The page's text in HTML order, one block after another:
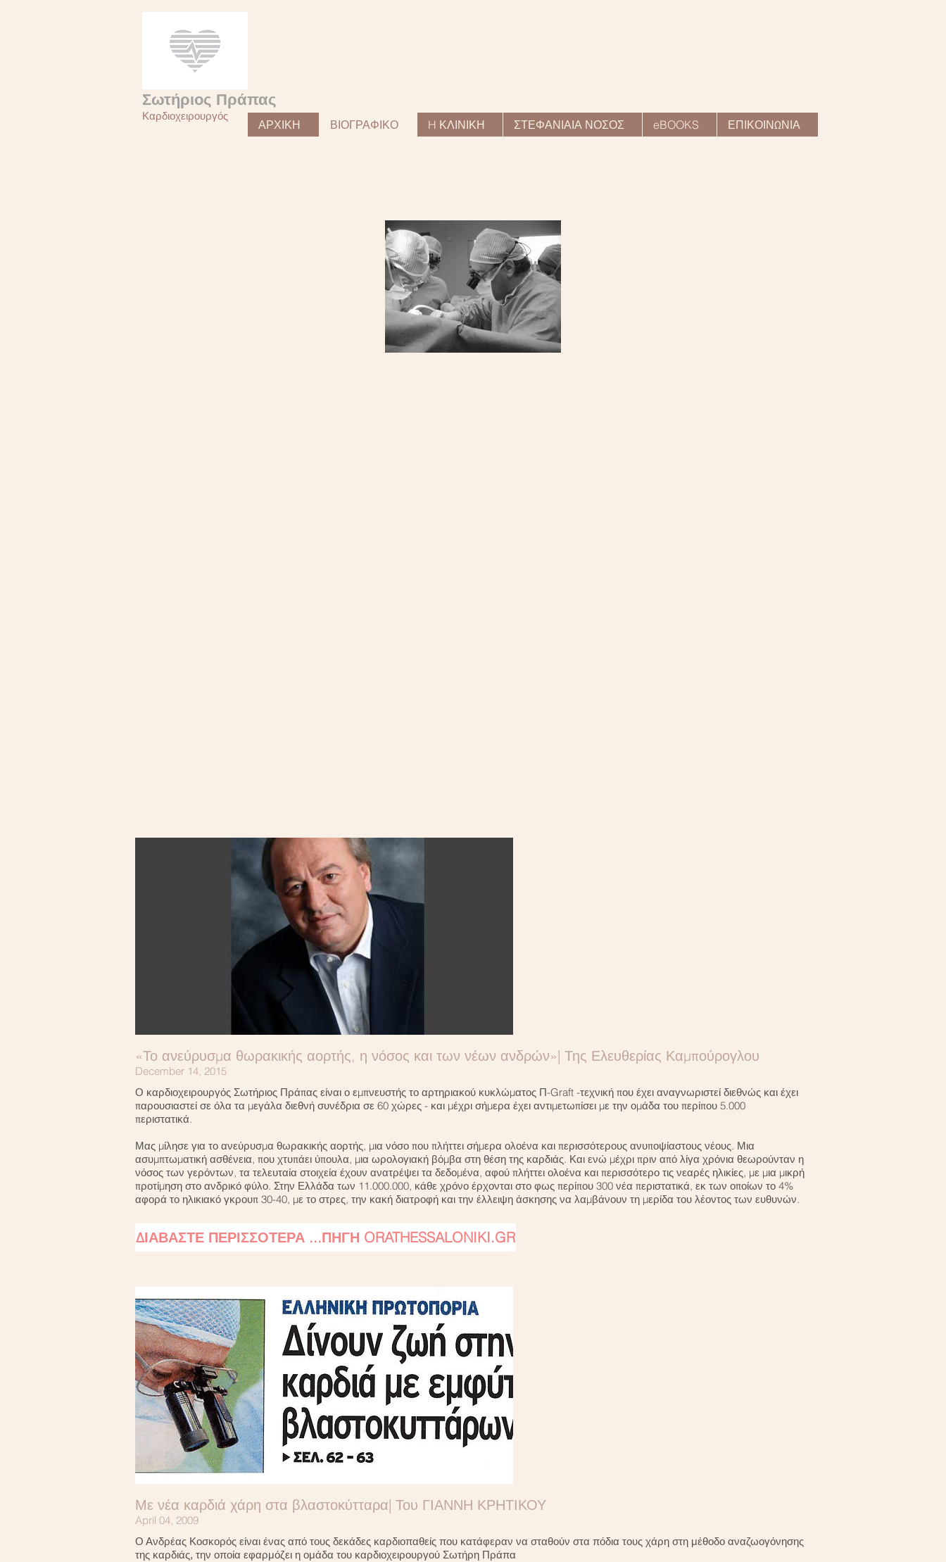
Σωτήριος Πράπας
Καρδιοχειρουργός
ΑΡΧΙΚΗ ΒΙΟΓΡΑΦΙΚΟ H ΚΛΙΝΙΚΗ ΣΤΕΦΑΝΙΑΙΑ ΝΟΣΟΣ eBOOKS ΕΠΙΚΟΙΝΩΝΙΑ
«Το ανεύρυσμα θωρακικής αορτής, η νόσος και των νέων ανδρών»| Της Ελευθερίας Καμπούρογλου
December 14, 2015
Ο καρδιοχειρουργός Σωτήριος Πράπας είναι ο εμπνευστής το αρτηριακού κυκλώματος Π-Graft -τεχνική που έχει αναγνωριστεί διεθνώς και έχει
παρουσιαστεί σε όλα τα μεγάλα διεθνή συνέδρια σε 60 χώρες - και μέχρι σήμερα έχει αντιμετωπίσει με την ομάδα του περίπου 5.000
περιστατικά.
Μας μίλησε για το ανεύρυσμα θωρακικής αορτής, μια νόσο που πλήττει σήμερα ολοένα και περισσότερους ανυποψίαστους νέους. Μια
ασυμπτωματική ασθένεια, που χτυπάει ύπουλα, μια ωρολογιακή βόμβα στη θέση της καρδιάς. Και ενώ μέχρι πριν από λίγα χρόνια θεωρούνταν η
νόσος των γερόντων, τα τελευταία στοιχεία έχουν ανατρέψει τα δεδομένα, αφού πλήττει ολοένα και περισσότερο τις νεαρές ηλικίες, με μια μικρή
προτίμηση στο ανδρικό φύλο. Στην Ελλάδα των 11.000.000, κάθε χρόνο έρχονται στο φως περίπου 300 νέα περιστατικά, εκ των οποίων το 4%
αφορά το ηλικιακό γκρουπ 30-40, με το στρες, την κακή διατροφή και την έλλειψη άσκησης να λαμβάνουν τη μερίδα του λέοντος των ευθυνών.
ΔΙΑΒΑΣΤΕ ΠΕΡΙΣΣΟΤΕΡΑ ...ΠΗΓΗ ORATHESSALONIKI.GR
Με νέα καρδιά χάρη στα βλαστοκύτταρα| Του ΓΙΑΝΝΗ ΚΡΗΤΙΚΟΥ
April 04, 2009
Ο Ανδρέας Κοσκορός είναι ένας από τους δεκάδες καρδιοπαθείς που κατάφεραν να σταθούν στα πόδια τους χάρη στη μέθοδο αναζωογόνησης
της καρδιάς, την οποία εφαρμόζει η ομάδα του καρδιοχειρουργού Σωτήρη Πράπα